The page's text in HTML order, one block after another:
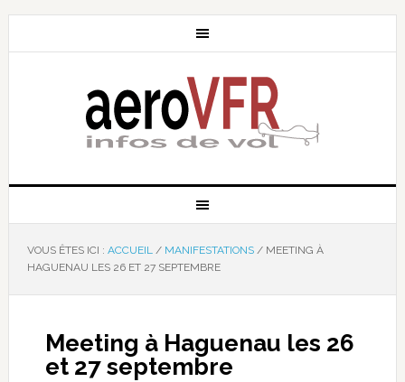
VOUS ÊTES ICI : ACCUEIL / MANIFESTATIONS /MEETING À
HAGUENAU LES 26 ET 27 SEPTEMBRE
Meeting à Haguenau les 26
et 27 septembre